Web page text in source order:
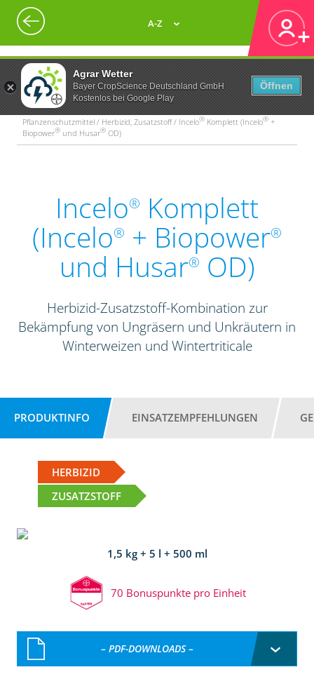
Agrar Wetter
Bayer CropScience Deutschland GmbH
Kostenlos bei Google Play
Öffnen
A-Z
Pflanzenschutzmittel / Herbizid, Zusatzstoff / Incelo® Komplett (Incelo® +
Biopower® und Husar® OD)
Incelo® Komplett
(Incelo® + Biopower®
und Husar® OD)
Herbizid-Zusatzstoff-Kombination zur
Bekämpfung von Ungräsern und Unkräutern in
Winterweizen und Wintertriticale
PRODUKTINFO EINSATZEMPFEHLUNGEN
HERBIZID
ZUSATZSTOFF
1,5 kg + 5 l + 500 ml
70 Bonuspunkte pro Einheit
– PDF-DOWNLOADS –